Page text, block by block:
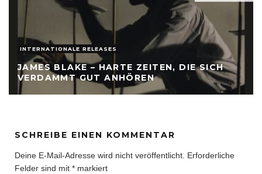
INTERNATIONALE RELEASES
JAMES BLAKE – HARTE ZEITEN, DIE SICH
VERDAMMT GUT ANHÖREN
SCHREIBE EINEN KOMMENTAR
Deine E-Mail-Adresse wird nicht veröffentlicht. Erforderliche
Felder sind mit * markiert